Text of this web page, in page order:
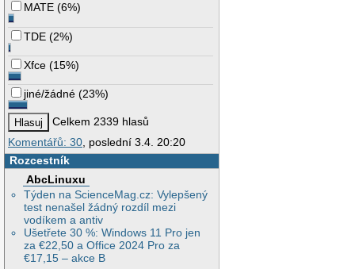
MATE (6%)
TDE (2%)
Xfce (15%)
jiné/žádné (23%)
Celkem 2339 hlasů
Komentářů: 30 , poslední 3.4. 20:20
Rozcestník
AbcLinuxu
Týden na ScienceMag.cz: Vylepšený
test nenašel žádný rozdíl mezi
vodíkem a antiv
Ušetřete 30 %: Windows 11 Pro jen
za €22,50 a Office 2024 Pro za
€17,15 – akce B